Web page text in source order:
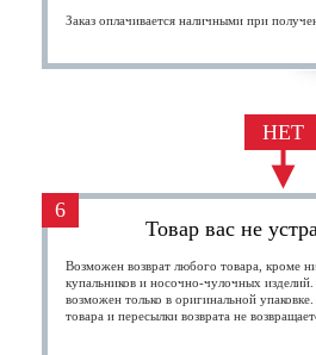
Заказ оплачивается наличными при
НЕТ
Товар вас не
Возможен возврат любого товара, кроме
купальников и носочно-чулочных изделий.
возможен только в оригинальной
товара и пересылки возврата не
6